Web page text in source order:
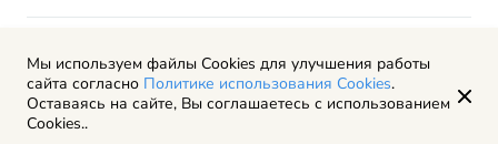
права
Пользовательское соглашение
Политика обработки персональных данных
Рекламодателям
Мы используем файлы Cookies для улучшения работы
сайта согласно Политике использования Cookies.
Оставаясь на сайте, Вы соглашаетесь с использованием
Cookies..